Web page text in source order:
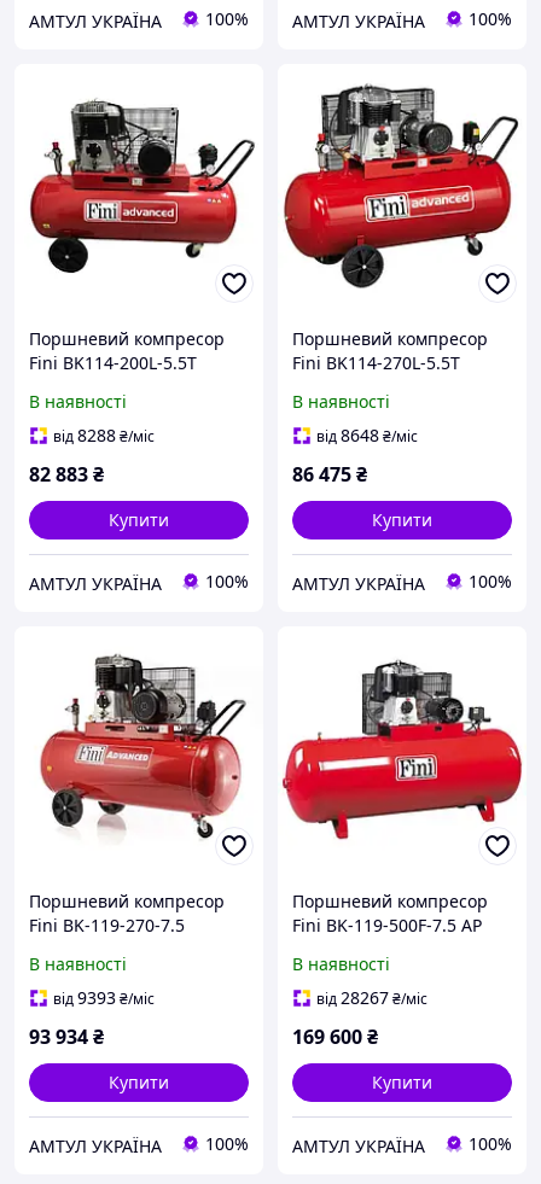
АМТУЛ УКРАЇНА 100% АМТУЛ УКРАЇНА 100%
Поршневий компресор
Fini BK114-200L-5.5T
В наявності
від8288₴/міс
82 883₴
Купити
АМТУЛ УКРАЇНА 100%
Поршневий компресор
Fini BK114-270L-5.5T
В наявності
від8648₴/міс
86 475₴
Купити
АМТУЛ УКРАЇНА 100%
Поршневий компресор
Fini BK-119-270-7.5
В наявності
від9393₴/міс
93 934₴
Купити
АМТУЛ УКРАЇНА 100%
Поршневий компресор
Fini BK-119-500F-7.5 AP
В наявності
від28267₴/міс
169 600₴
Купити
АМТУЛ УКРАЇНА 100%